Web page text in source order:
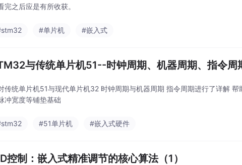
完之后应是有所收获。
#单片机 #嵌入式
与传统单片机51--时钟周期、机器周期、指令周
传统单片机51与现代单片机32 时钟周期与机器周期 指令周期进行了详解
冲宽度等铺垫基础
#51单片机 #嵌入式硬件
控制：嵌入式精准调节的核心算法（1）